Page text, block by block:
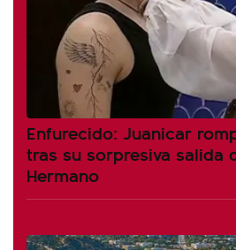
Enfurecido: Juanicar
tras su sorpresiva salida
Hermano